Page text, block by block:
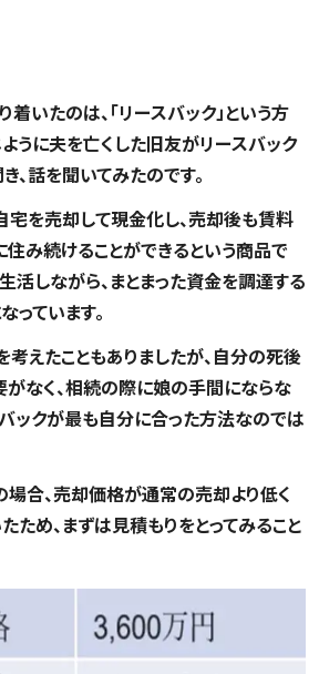
いたのは、「リースバック」という方
うに夫を亡くした旧友がリースバック
、話を聞いてみたのです。
自宅を売却して現金化し、売却後も賃料
住み続けることができるという商品で
活しながら、まとまった資金を調達する
っています。
考えたこともありましたが、自分の死後
なく、相続の際に娘の手間にならな
ックが最も自分に合った方法なのでは
場合、売却価格が通常の売却より低く
ため、まずは見積もりをとってみること